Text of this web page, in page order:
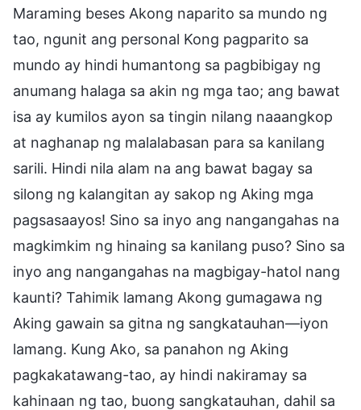
Maraming beses Akong naparito sa mundo ng
tao, ngunit ang personal Kong pagparito sa
mundo ay hindi humantong sa pagbibigay ng
anumang halaga sa akin ng mga tao; ang bawat
isa ay kumilos ayon sa tingin nilang naaangkop
at naghanap ng malalabasan para sa kanilang
sarili. Hindi nila alam na ang bawat bagay sa
silong ng kalangitan ay sakop ng Aking mga
pagsasaayos! Sino sa inyo ang nangangahas na
magkimkim ng hinaing sa kanilang puso? Sino sa
inyo ang nangangahas na magbigay-hatol nang
kaunti? Tahimik lamang Akong gumagawa ng
Aking gawain sa gitna ng sangkatauhan—iyon
lamang. Kung Ako, sa panahon ng Aking
pagkakatawang-tao, ay hindi nakiramay sa
kahinaan ng tao, buong sangkatauhan, dahil sa